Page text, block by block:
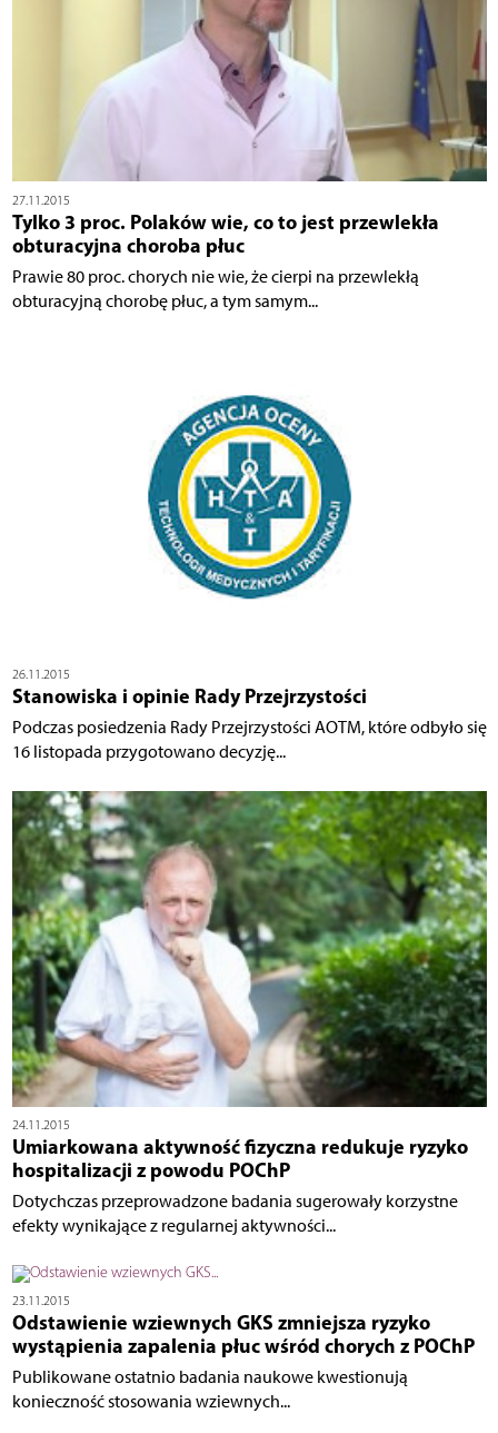
27.11.2015
Tylko 3 proc. Polaków wie, co to jest przewlekła
obturacyjna choroba płuc
Prawie 80 proc. chorych nie wie, że cierpi na przewlekłą
obturacyjną chorobę płuc, a tym samym...
26.11.2015
Stanowiska i opinie Rady Przejrzystości
Podczas posiedzenia Rady Przejrzystości AOTM, które odbyło się
16 listopada przygotowano decyzję...
24.11.2015
Umiarkowana aktywność fizyczna redukuje ryzyko
hospitalizacji z powodu POChP
Dotychczas przeprowadzone badania sugerowały korzystne
efekty wynikające z regularnej aktywności...
23.11.2015
Odstawienie wziewnych GKS zmniejsza ryzyko
wystąpienia zapalenia płuc wśród chorych z POChP
Publikowane ostatnio badania naukowe kwestionują
konieczność stosowania wziewnych...